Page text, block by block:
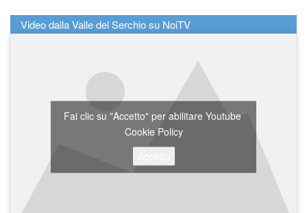
Video dalla Valle del Serchio su NoiTV
Fai clic su "Accetto" per abilitare Youtube
Cookie Policy